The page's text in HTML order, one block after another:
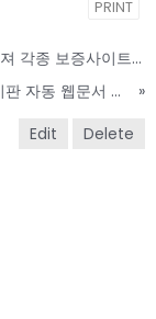
PRINT
☀️ URUS CASINO 【 본사】 파트너 모집 메이져 각종 보증사이트 10억 실보증금 예치 ☀️
☘️게시판 자동 수집기 프로그램☘️커뮤니티&게시판 자동 웹문서 글쓰기 프로그램☘️
»
Edit Delete